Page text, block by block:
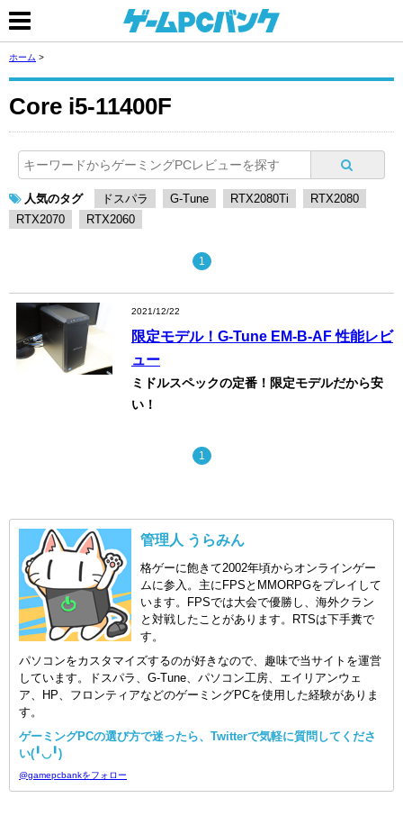
ホーム >
Core i5-11400F
人気のタグ ドスパラ G-Tune RTX2080Ti
RTX2080
RTX2070
RTX2060
1
2021/12/22
限定モデル！G-Tune EM-B-AF 性能レビ
ュー
ミドルスペックの定番！限定モデルだから安
い！
1
管理人 うらみん
格ゲーに飽きて2002年頃からオンラインゲー
ムに参入。主にFPSとMMORPGをプレイして
います。FPSでは大会で優勝し、海外クラン
と対戦したことがあります。RTSは下手糞で
す。
パソコンをカスタマイズするのが好きなので、趣味で当サイトを運営
しています。ドスパラ、G-Tune、パソコン工房、エイリアンウェ
ア、HP、フロンティアなどのゲーミングPCを使用した経験がありま
す。
ゲーミングPCの選び方で迷ったら、Twitterで気軽に質問してくださ
い(╹◡╹)
@gamepcbankをフォロー